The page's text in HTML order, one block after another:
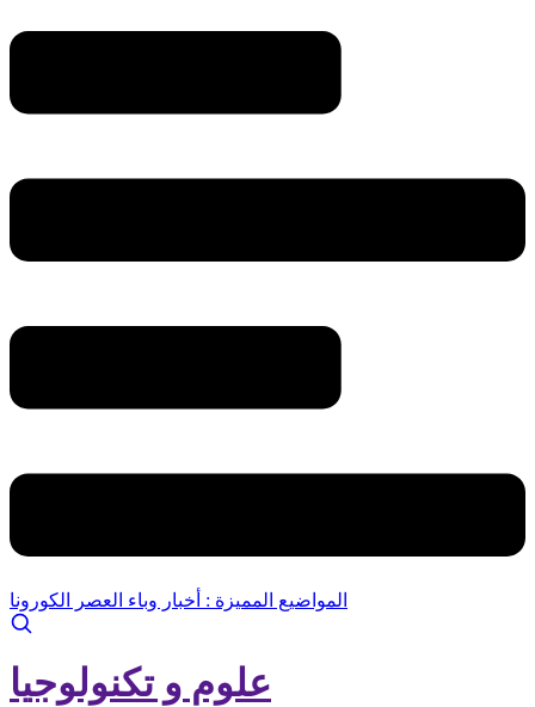
المواضيع المميزة : أخبار وباء العصر الكورونا
علوم و تكنولوجيا